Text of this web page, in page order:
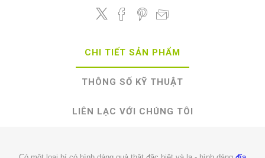
CHI TIẾT SẢN PHẨM
THÔNG SỐ KỸ THUẬT
LIÊN LẠC VỚI CHÚNG TÔI